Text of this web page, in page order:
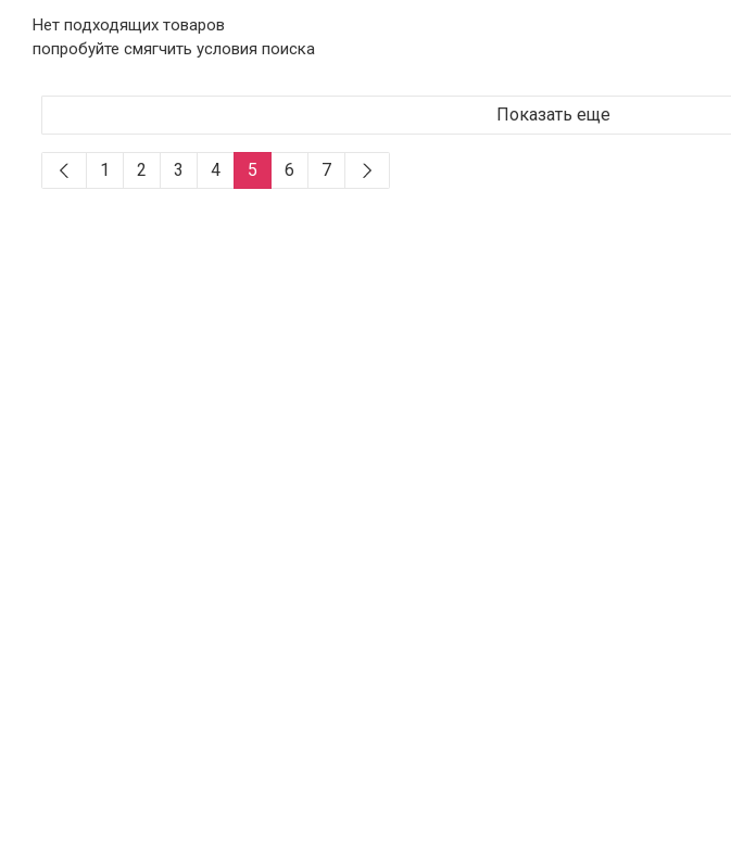
Нет подходящих товаров
попробуйте смягчить условия поиска
Показать еще
1 2 3 4 5 6 7